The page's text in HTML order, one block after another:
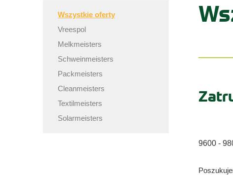
Wszystkie oferty
Vreespol
Melkmeisters
Schweinmeisters
Packmeisters
Cleanmeisters
Textilmeisters
Solarmeisters
9600 -